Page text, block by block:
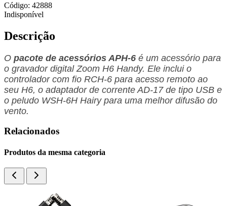
Código: 42888
Indisponível
Descrição
O pacote de acessórios APH-6 é um acessório para
o gravador digital Zoom H6 Handy. Ele inclui o
controlador com fio RCH-6 para acesso remoto ao
seu H6, o adaptador de corrente AD-17 de tipo USB e
o peludo WSH-6H Hairy para uma melhor difusão do
vento.
Relacionados
Produtos da mesma categoria